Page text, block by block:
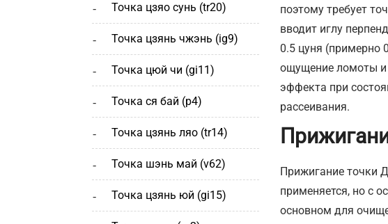
точка цзяо сунь (tr20)
точка цзянь чжэнь (ig9)
точка цюй чи (gi11)
точка ся бай (р4)
точка цзянь ляо (tr14)
точка шэнь май (v62)
точка цзянь юй (gi15)
поэтому требует
вводит иглу
0.5 цуня (примерно
ощущение ломоты и
эффекта при
рассеивания.
Прижигание точки
применяется, но с
основном для